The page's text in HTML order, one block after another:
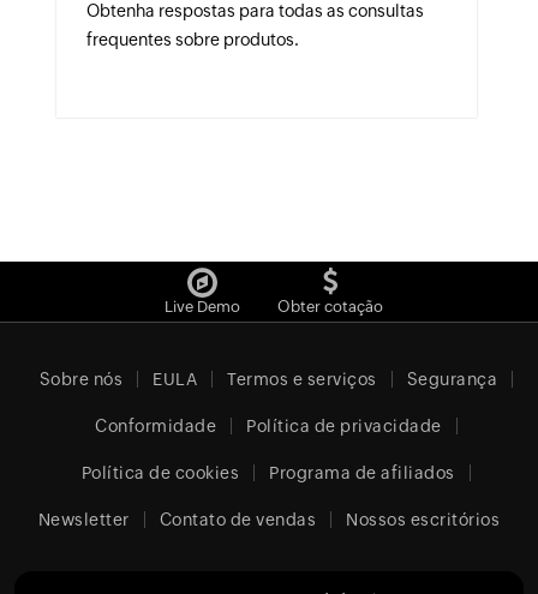
Obtenha respostas para todas as consultas
frequentes sobre produtos.
Live Demo Obter cotação
Sobre nós EULA Termos e serviços Segurança
Conformidade Política de privacidade
Política de cookies Programa de afiliados
Newsletter Contato de vendas Nossos escritórios